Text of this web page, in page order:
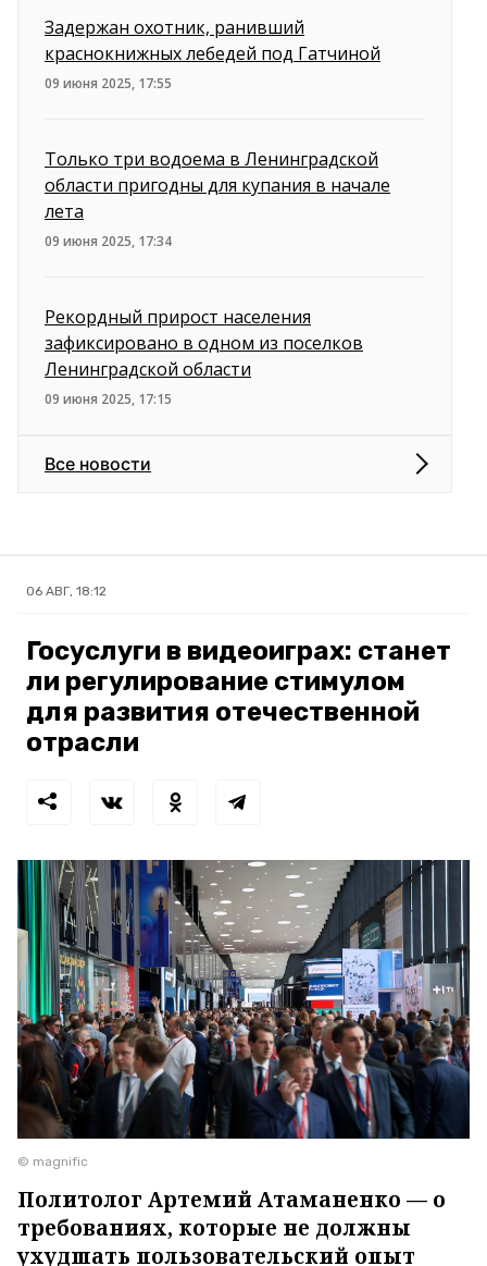
Задержан охотник, ранивший
краснокнижных лебедей под Гатчиной
09 июня 2025, 17:55
Только три водоема в Ленинградской
области пригодны для купания в начале
лета
09 июня 2025, 17:34
Рекордный прирост населения
зафиксировано в одном из поселков
Ленинградской области
09 июня 2025, 17:15
Все новости
06 АВГ, 18:12
Госуслуги в видеоиграх: станет
ли регулирование стимулом
для развития отечественной
отрасли
© magnific
Политолог Артемий Атаманенко — о
требованиях, которые не должны
ухудшать пользовательский опыт